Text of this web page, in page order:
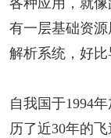
有一层基础资
解析系统，好比
自我国于1994
历了近30年的